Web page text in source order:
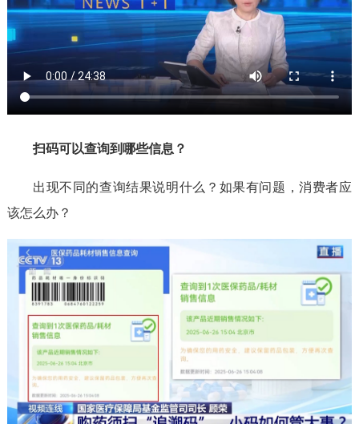
扫码可以查询到哪些信息？
出现不同的查询结果说明什么？如果有问题，消费者应
该怎么办？